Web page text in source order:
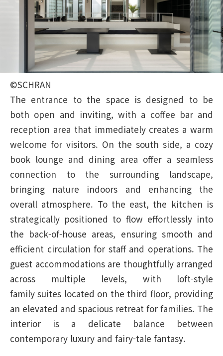
©SCHRAN
The entrance to the space is designed to be
both open and inviting, with a coffee bar and
reception area that immediately creates a warm
welcome for visitors. On the south side, a cozy
book lounge and dining area offer a seamless
connection to the surrounding landscape,
bringing nature indoors and enhancing the
overall atmosphere. To the east, the kitchen is
strategically positioned to flow effortlessly into
the back-of-house areas, ensuring smooth and
efficient circulation for staff and operations. The
guest accommodations are thoughtfully arranged
across multiple levels, with loft-style
family suites located on the third floor, providing
an elevated and spacious retreat for families. The
interior is a delicate balance between
contemporary luxury and fairy-tale fantasy.